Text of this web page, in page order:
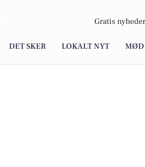
Gratis
DET SKER LOKALT NYT MØD